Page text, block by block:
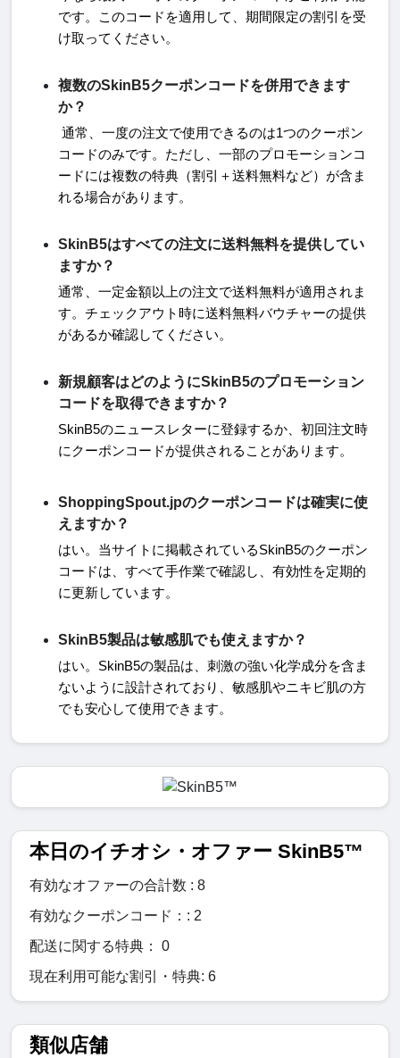
です。このコードを適用して、期間限定の割引を受
け取ってください。
複数のSkinB5クーポンコードを併用できます
か？
通常、一度の注文で使用できるのは1つのクーポン
コードのみです。ただし、一部のプロモーションコ
ードには複数の特典（割引＋送料無料など）が含ま
れる場合があります。
SkinB5はすべての注文に送料無料を提供してい
ますか？
通常、一定金額以上の注文で送料無料が適用されま
す。チェックアウト時に送料無料バウチャーの提供
があるか確認してください。
新規顧客はどのようにSkinB5のプロモーション
コードを取得できますか？
SkinB5のニュースレターに登録するか、初回注文時
にクーポンコードが提供されることがあります。
ShoppingSpout.jpのクーポンコードは確実に使
えますか？
はい。当サイトに掲載されているSkinB5のクーポン
コードは、すべて手作業で確認し、有効性を定期的
に更新しています。
SkinB5製品は敏感肌でも使えますか？
はい。 SkinB5の製品は、刺激の強い化学成分を含ま
ないように設計されており、敏感肌やニキビ肌の方
でも安心して使用できます。
本日のイチオシ・オファー SkinB5™
有効なオファーの合計数 : 8
有効なクーポンコード：: 2
配送に関する特典： 0
現在利用可能な割引・特典: 6
類似店舗